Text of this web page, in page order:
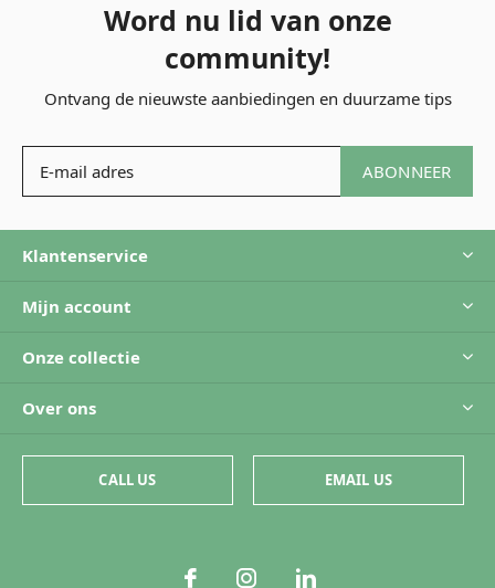
Word nu lid van onze
community!
Ontvang de nieuwste aanbiedingen en duurzame tips
ABONNEER
Klantenservice
Mijn account
Onze collectie
Over ons
CALL US EMAIL US